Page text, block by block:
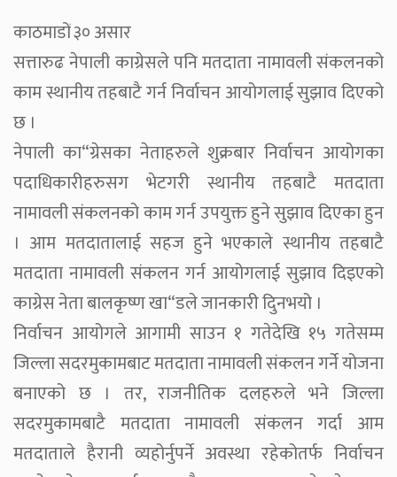
काठमाडों ३० असार
सत्तारुढ नेपाली काग्रेसले पनि मतदाता नामावली संकलनको
काम स्थानीय तहबाटै गर्न निर्वाचन आयोगलाई सुझाव दिएको
छ ।
नेपाली का“ग्रेसका नेताहरुले शुक्रबार निर्वाचन आयोगका
पदाधिकारीहरुसग भेटगरी स्थानीय तहबाटै मतदाता
नामावली संकलनको काम गर्न उपयुक्त हुने सुझाव दिएका हुन
। आम मतदातालाई सहज हुने भएकाले स्थानीय तहबाटै
मतदाता नामावली संकलन गर्न आयोगलाई सुझाव दिइएको
काग्रेस नेता बालकृष्ण खा“डले जानकारी दिुनभयो ।
निर्वाचन आयोगले आगामी साउन १ गतेदेखि १५ गतेसम्म
जिल्ला सदरमुकामबाट मतदाता नामावली संकलन गर्ने योजना
बनाएको छ । तर, राजनीतिक दलहरुले भने जिल्ला
सदरमुकामबाटै मतदाता नामावली संकलन गर्दा आम
मतदाताले हैरानी व्यहोर्नुपर्ने अवस्था रहेकोतर्फ निर्वाचन